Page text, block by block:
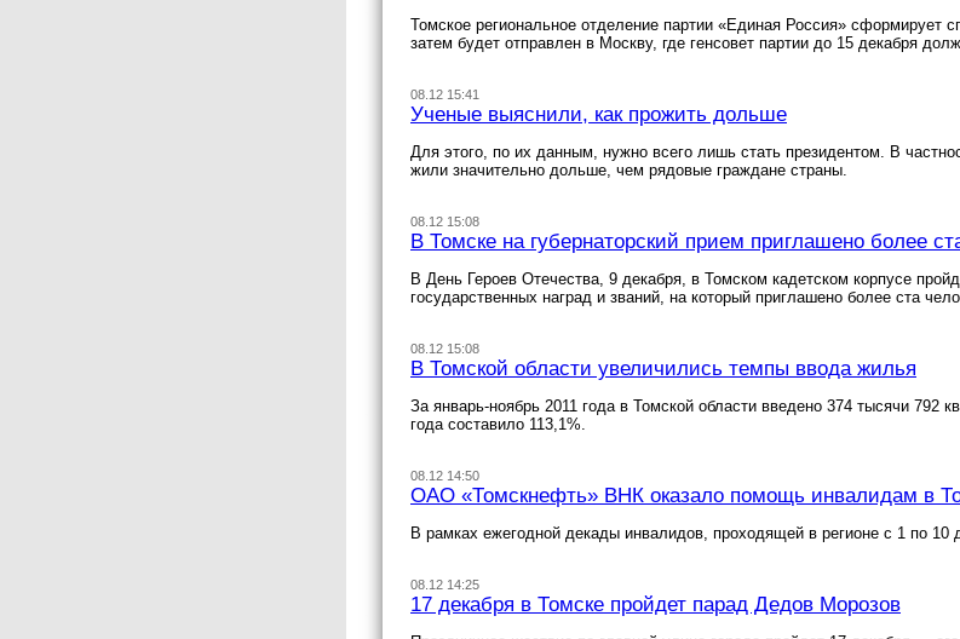
Томское региональное отделение партии «Единая Россия» сформирует
затем будет отправлен в Москву, где генсовет партии до 15 декабря
08.12 15:41
Ученые выяснили, как прожить дольше
Для этого, по их данным, нужно всего лишь стать президентом. В
жили значительно дольше, чем рядовые граждане страны.
08.12 15:08
В Томске на губернаторский прием приглашено более
В День Героев Отечества, 9 декабря, в Томском кадетском корпусе
государственных наград и званий, на который приглашено более ста
08.12 15:08
В Томской области увеличились темпы ввода жилья
За январь-ноябрь 2011 года в Томской области введено 374 тысячи
года составило 113,1%.
08.12 14:50
ОАО «Томскнефть» ВНК оказало помощь инвалидам в
В рамках ежегодной декады инвалидов, проходящей в регионе с 1 по
08.12 14:25
17 декабря в Томске пройдет парад Дедов Морозов